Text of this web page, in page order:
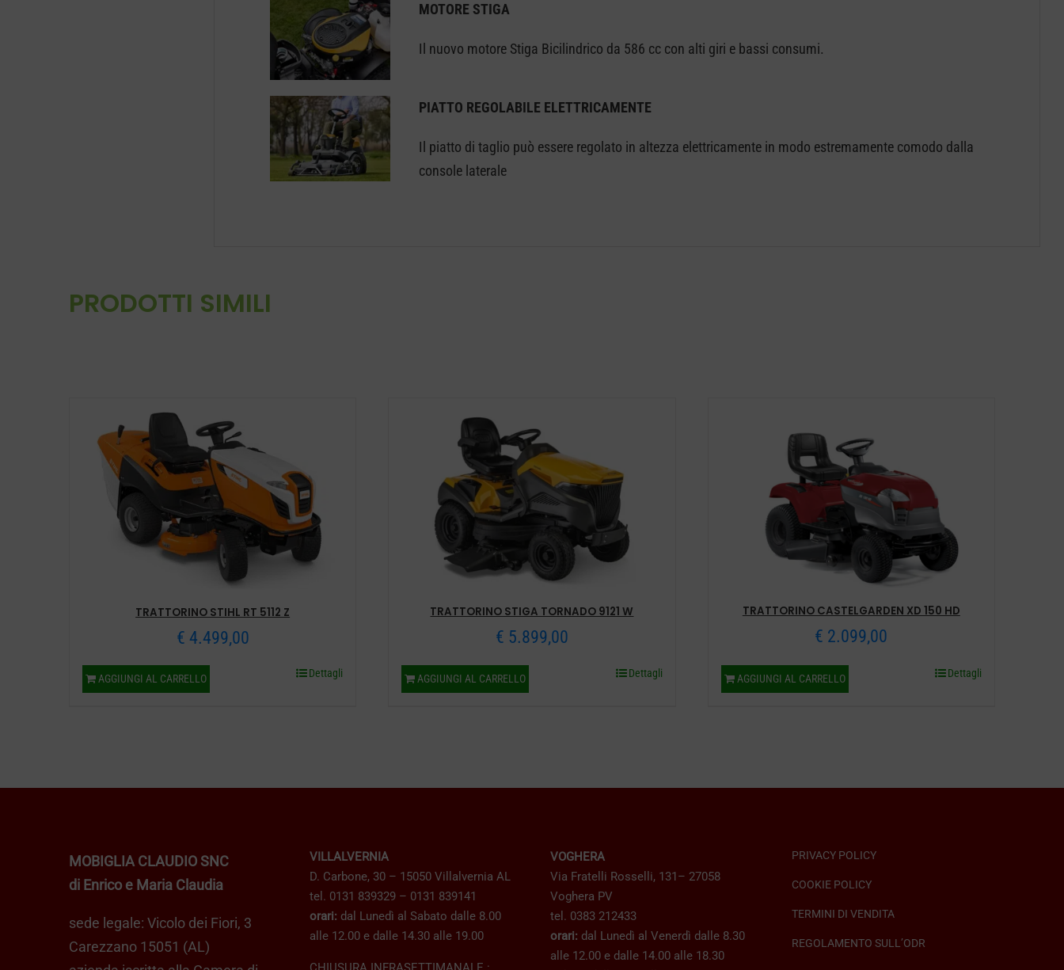
MOTORE STIGA
Il nuovo motore Stiga Bicilindrico da 586 cc con alti giri e bassi consumi.
PIATTO REGOLABILE ELETTRICAMENTE
Il piatto di taglio può essere regolato in altezza elettricamente in modo estremamente comodo dalla
console laterale
PRODOTTI SIMILI
TRATTORINO STIHL RT 5112 Z
€ 4.499,00
AGGIUNGI AL CARRELLO Dettagli
TRATTORINO STIGA TORNADO 9121 W
€ 5.899,00
AGGIUNGI AL CARRELLO Dettagli
TRATTORINO CASTELGARDEN XD 150 HD
€ 2.099,00
AGGIUNGI AL CARRELLO Dettagli
MOBIGLIA CLAUDIO SNC
di Enrico e Maria Claudia
sede legale: Vicolo dei Fiori, 3
Carezzano 15051 (AL)
VILLALVERNIA
D. Carbone, 30 – 15050 Villalvernia AL
tel. 0131 839329 – 0131 839141
orari: dal Lunedì al Sabato dalle 8.00
alle 12.00 e dalle 14.30 alle 19.00
VOGHERA
Via Fratelli Rosselli, 131– 27058
Voghera PV
tel. 0383 212433
orari: dal Lunedì al Venerdì dalle 8.30
alle 12.00 e dalle 14.00 alle 18.30
PRIVACY POLICY
COOKIE POLICY
TERMINI DI VENDITA
REGOLAMENTO SULL’ODR